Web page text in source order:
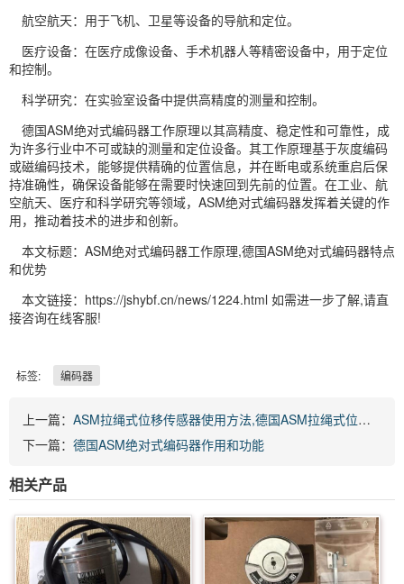
航空航天：用于飞机、卫星等设备的导航和定位。
医疗设备：在医疗成像设备、手术机器人等精密设备中，用于定位
和控制。
科学研究：在实验室设备中提供高精度的测量和控制。
德国ASM绝对式编码器工作原理以其高精度、稳定性和可靠性，成
为许多行业中不可或缺的测量和定位设备。其工作原理基于灰度编码
或磁编码技术，能够提供精确的位置信息，并在断电或系统重启后保
持准确性，确保设备能够在需要时快速回到先前的位置。在工业、航
空航天、医疗和科学研究等领域，ASM绝对式编码器发挥着关键的作
用，推动着技术的进步和创新。
本文标题：ASM绝对式编码器工作原理,德国ASM绝对式编码器特点
和优势
本文链接：https://jshybf.cn/news/1224.html 如需进一步了解,请直
接咨询在线客服!
标签: 编码器
上一篇： ASM拉绳式位移传感器使用方法,德国ASM拉绳式位移传感器怎么用
下一篇： 德国ASM绝对式编码器作用和功能
相关产品